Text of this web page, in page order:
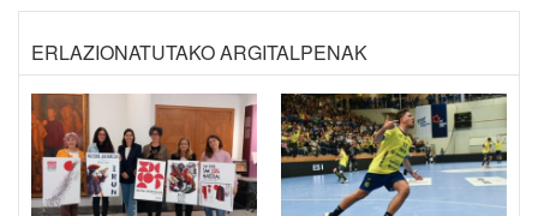
ERLAZIONATUTAKO ARGITALPENAK